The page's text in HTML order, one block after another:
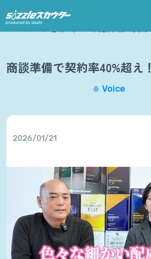
ホーム
商談準備で契約率40%超え！
Voice
2026/01/21